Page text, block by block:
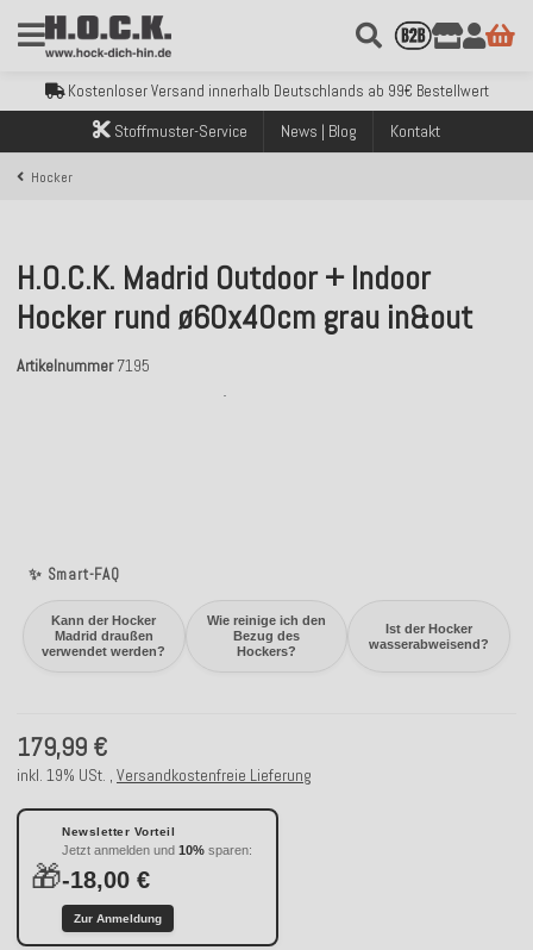
Kostenloser Versand innerhalb Deutschlands ab 99€ Bestellwert
Über 120.000 erfolgreich versendete Bestellungen
Kostenloser Versand innerhalb Deutschlands ab 99€ Bestellwert
Über 120.000 erfolgreich versendete Bestellungen
Sicher bezahlen mit Klarna, PayPal & Amazon Pay
Kostenloser Versand innerhalb Deutschlands ab 99€ Bestellwert
Stoffmuster-Service News | Blog Kontakt
Hocker
✨ Smart-FAQ
Kann der Hocker
Madrid draußen
verwendet werden?
Wie reinige ich den
Bezug des
Hockers?
Ist der Hocker
wasserabweisend?
H.O.C.K. Madrid Outdoor + Indoor
Hocker rund ø60x40cm grau in&out
Artikelnummer 7195
179,99 €
inkl. 19% USt. , Versandkostenfreie Lieferung
🎁
Newsletter Vorteil
Jetzt anmelden und 10% sparen:
-18,00 €
Zur Anmeldung